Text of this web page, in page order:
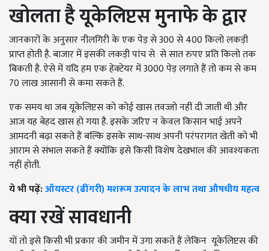
खोलता है यूकेलिप्टस मुनाफे के द्वार
जानकारों के अनुसार नीलगिरी के एक पेड़ से 300 से 400 किलो लकड़ी
प्राप्त होती है. बाजार में इसकी लकड़ी पांच से से सात रुपए प्रति किलो तक
बिकती है. ऐसे में यदि हम एक हेक्टेयर में 3000 पेड़ लगाते हैं तो कम से कम
70 लाख आसानी से कमा सकते हैं.
एक समय था जब यूकेलिप्टस को कोई खास तवज्जो नहीं दी जाती थी और
आज यह बेहद खास हो गया है. इसके जरिए न केवल किसान भाई अपने
आमदनी बढ़ा सकते हैं बल्कि इसके साथ-साथ अपनी परंपरागत खेती को भी
आराम से संभाल सकते हैं क्योंकि इसे किसी विशेष देखभाल की आवश्यकता
नहीं होती.
ये भी पढ़ें:ऑयस्टर (ढींगरी) मशरूम उत्पादन के लाभ तथा औषधीय महत्व
क्या रखें सावधानी
यों तो इसे किसी भी प्रकार की जमीन में उगा सकते हैं लेकिन यूकेलिप्टस की